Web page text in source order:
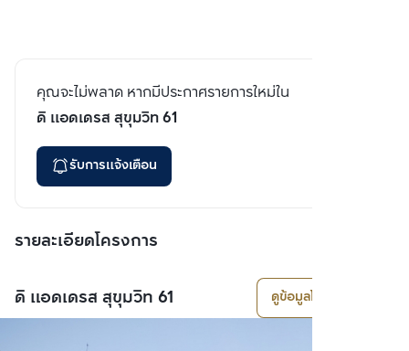
คุณจะไม่พลาด หากมีประกาศรายการใหม่ใน
ดิ แอดเดรส สุขุมวิท 61
รับการแจ้งเตือน
รายละเอียดโครงการ
ดิ แอดเดรส สุขุมวิท 61 ดูข้อมูลโครงการ